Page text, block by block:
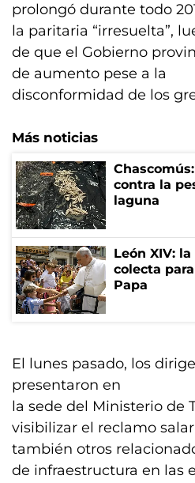
prolongó durante todo
la paritaria “irresuelta”,
de que el Gobierno
de aumento pese a la
disconformidad de los
Más noticias
contra la
laguna
León XIV:
colecta
Papa
El lunes pasado, los
presentaron en
la sede del Ministerio de
visibilizar el reclamo
también otros
de infraestructura en las